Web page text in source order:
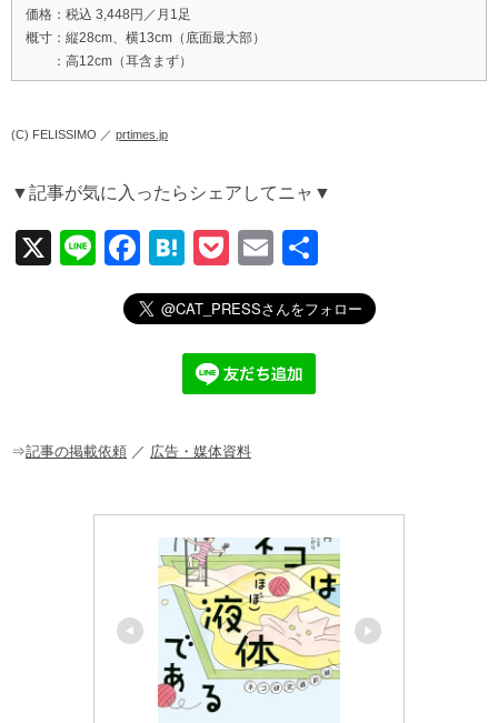
価格：税込 3,448円／月1足
概寸：縦28cm、横13cm（底面最大部）
：高12cm（耳含まず）
(C) FELISSIMO ／ prtimes.jp
▼記事が気に入ったらシェアしてニャ▼
X
Li
F
a
c
o
H
at
e
n
a
P
o
ck
et
E
m
ail
有
⇒記事の掲載依頼 ／ 広告・媒体資料